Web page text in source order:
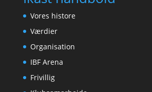
Vores histore
Værdier
Organisation
IBF Arena
Frivillig